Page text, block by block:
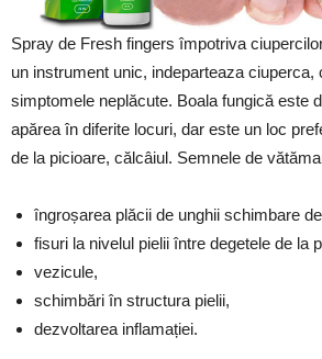
Spray de Fresh fingers împotriva
un instrument unic, indeparteaza ciuperca,
simptomele neplăcute. Boala fungică este
apărea în diferite locuri, dar este un loc
de la picioare, călcâiul. Semnele de
îngroșarea plăcii de unghii schimbare
fisuri la nivelul pielii între degetele de la
vezicule,
schimbări în structura pielii,
dezvoltarea inflamației.